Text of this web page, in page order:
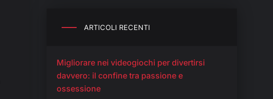
ARTICOLI RECENTI
Migliorare nei videogiochi per divertirsi
davvero: il confine tra passione e
ossessione